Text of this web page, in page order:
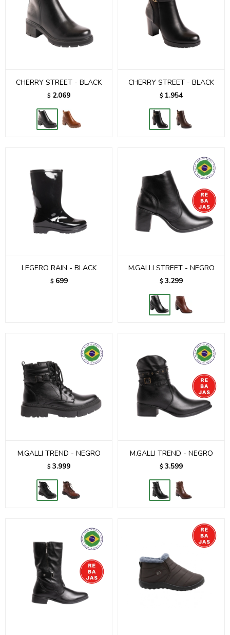
CHERRY STREET - BLACK
$ 2.069
CHERRY STREET - BLACK
$ 1.954
LEGERO RAIN - BLACK
$ 699
M.GALLI STREET - NEGRO
$ 3.299
M.GALLI TREND - NEGRO
$ 3.999
M.GALLI TREND - NEGRO
$ 3.599